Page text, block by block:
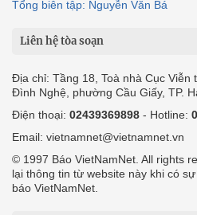
Tổng biên tập: Nguyễn Văn Bá
Liên hệ tòa soạn
Địa chỉ: Tầng 18, Toà nhà Cục Viễn
Đình Nghệ, phường Cầu Giấy, TP.
Điện thoại: 02439369898 - Hotline:
Email: vietnamnet@vietnamnet.vn
© 1997 Báo VietNamNet. All rights
lại thông tin từ website này khi có
báo VietNamNet.